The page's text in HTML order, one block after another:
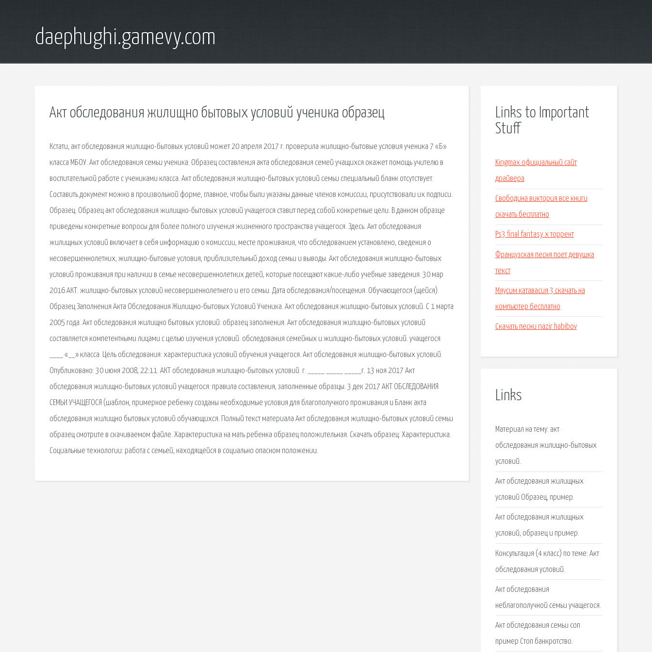
daephughi.gamevy.com
Акт обследования жилищно бытовых условий ученика образец
Кстати, акт обследования жилищно-бытовых условий может 20 апреля 2017 г. проверила жилищно-бытовые условия ученика 7 «Б»
класса МБОУ. Акт обследования семьи ученика. Образец составления акта обследования семей учащихся окажет помощь учителю в
воспитательной работе с учениками класса. Акт обследования жилищно-бытовых условий семьи специальный бланк отсутствует.
Составить документ можно в произвольной форме, главное, чтобы были указаны данные членов комиссии, присутствовали их подписи.
Образец. Образец акт обследования жилищно-бытовых условий учащегося ставит перед собой конкретные цели. В данном образце
приведены конкретные вопросы для более полного изучения жизненного пространства учащегося. Здесь. Акт обследования
жилищных условий включает в себя информацию о комиссии, месте проживания, что обследованием установлено, сведения о
несовершеннолетних, жилищно-бытовые условия, приблизительный доход семьи и выводы. Акт обследования жилищно-бытовых
условий проживания при наличии в семье несовершеннолетних детей, которые посещают какие-либо учебные заведения. 30 мар
2016 АКТ. жилищно-бытовых условий несовершеннолетнего и его семьи. Дата обследования/посещения. Обучающегося (щейся).
Образец Заполнения Акта Обследования Жилищно-бытовых Условий Ученика. Акт обследования жилищно-бытовых условий. С 1 марта
2005 года. Акт обследования жилищно бытовых условий: образец заполнения. Акт обследования жилищно-бытовых условий
составляется компетентными лицами с целью изучения условий. обследования семейных и жилищно-бытовых условий. учащегося
____ «__» класса. Цель обследования: характеристика условий обучения учащегося. Акт обследования жилищно-бытовых условий.
Опубликовано: 30 июня 2008, 22:11. АКТ обследования жилищно-бытовых условий. г. _____ _____ _____г. 13 ноя 2017 Акт
обследования жилищно-бытовых условий учащегося: правила составления, заполненные образцы. 3 дек 2017 АКТ ОБСЛЕДОВАНИЯ
СЕМЬИ УЧАЩЕГОСЯ (шаблон, примерное ребенку созданы необходимые условия для благополучного проживания и Бланк акта
обследования жилищно бытовых условий обучающихся. Полный текст материала Акт обследования жилищно-бытовых условий семьи
образец смотрите в скачиваемом файле. Характеристика на мать ребенка образец положительная. Скачать образец: Характеристика.
Социальные технологии: работа с семьей, находящейся в социально опасном положении.
Links to Important
Stuff
Kingmax официальный сайт
драйвера
Свободина виктория все книги
скачать бесплатно
Ps3 final fantasy x торрент
Французская песня поет девушка
текст
Мяусим катавасия 3 скачать на
компьютер бесплатно
Скачать песни nazir habibov
Links
Материал на тему: акт
обследования жилищно-бытовых
условий.
Акт обследования жилищных
условий Образец, пример.
Акт обследования жилищных
условий, образец и пример.
Консультация (4 класс) по теме: Акт
обследования условий.
Акт обследования
неблагополучной семьи учащегося.
Акт обследования семьи соп
пример Стоп банкротство.